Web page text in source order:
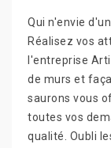
Qui n'envie
Réalisez vos
l'entreprise
de murs et
saurons vous
toutes vos
qualité. Oubli